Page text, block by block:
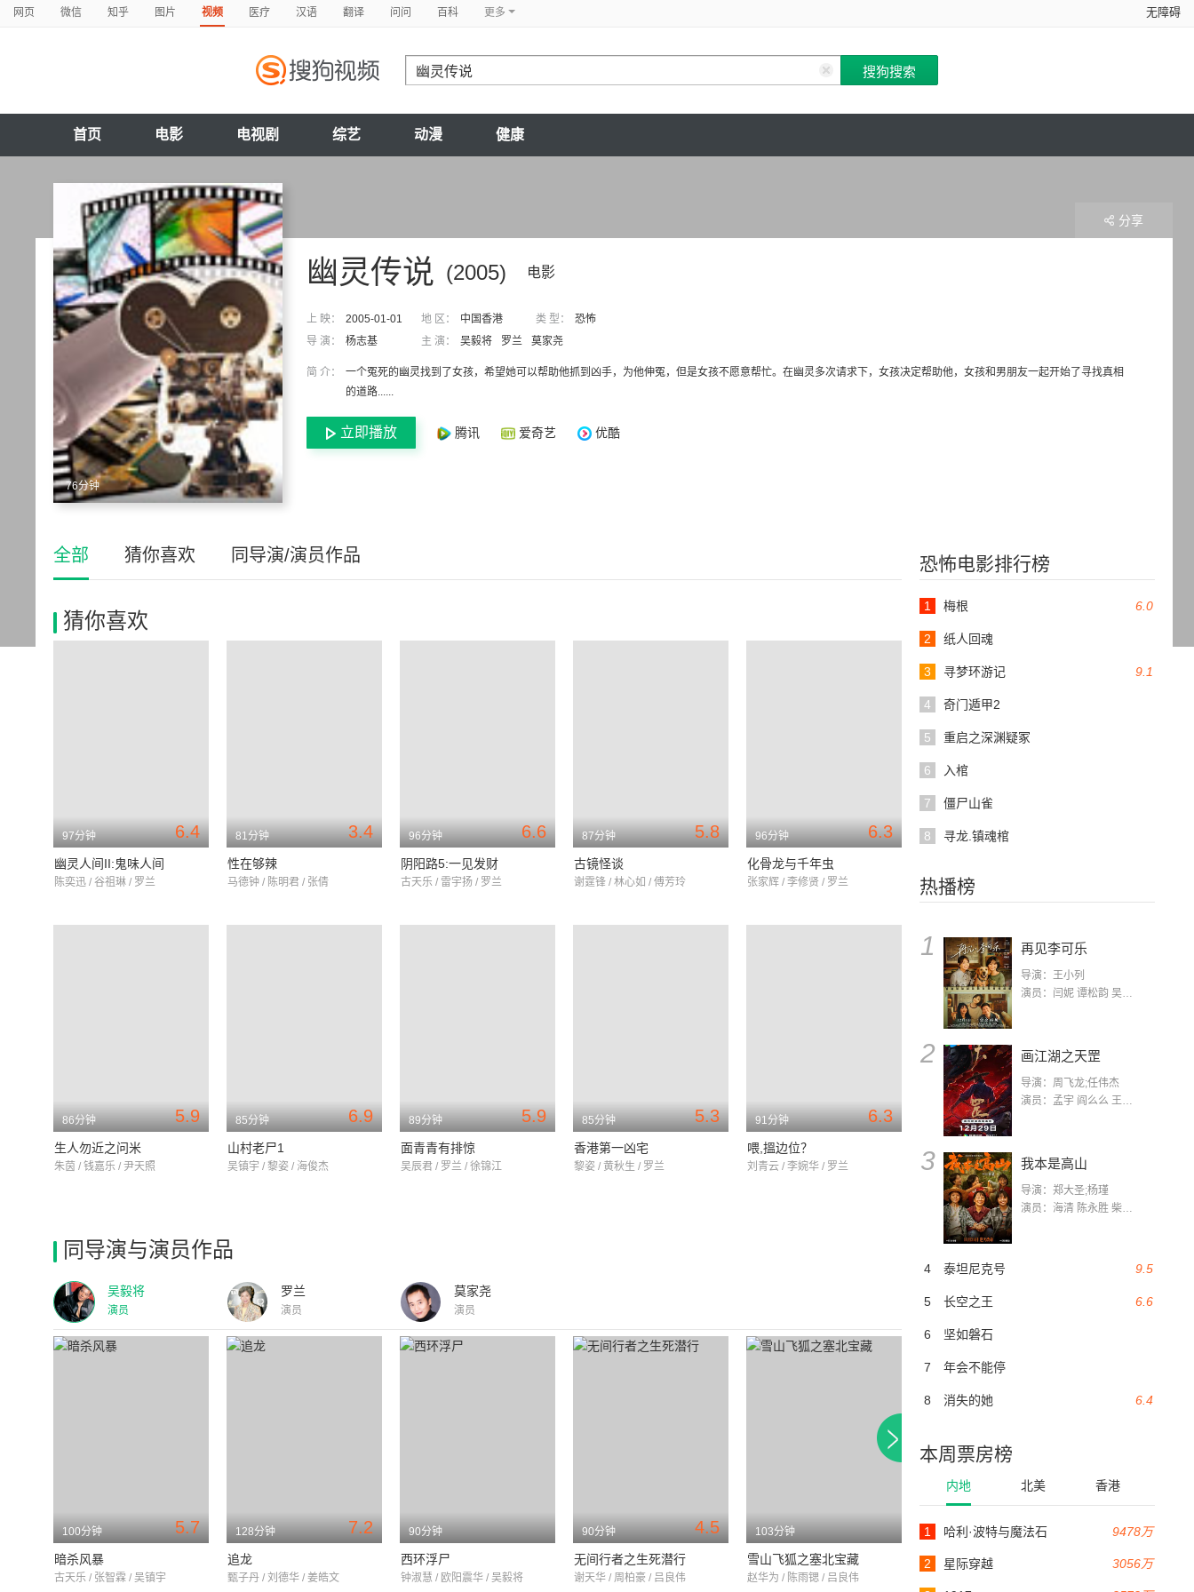
网页 微信 知乎 图片 视频 医疗 汉语 翻译 问问 百科 更多 无障碍
首页 电影 电视剧 综艺 动漫 健康
76分钟
(2005) 电影
幽灵传说
上 映： 2005-01-01 地 区： 中国香港 类 型：
恐怖
导 演：
杨志基 主 演： 吴毅将 罗兰 莫家尧
简 介：
一个冤死的幽灵找到了女孩，希望她可以帮助他抓到凶手，为他伸冤，但是女孩不愿意帮忙。在幽灵多次请求下，女孩决定帮助他，女孩和男朋友一起开始了寻找真相
的道路......
立即播放 腾讯 爱奇艺 优酷
分享
恐怖电影排行榜
6.0
1 梅根
2 纸人回魂
9.1
3 寻梦环游记
4 奇门遁甲2
5 重启之深渊疑冢
6 入棺
7 僵尸山雀
8 寻龙.镇魂棺
热播榜
1 再见李可乐
导演：王小列
演员：闫妮 谭松韵 吴京 蒋龙 赵小棠 冯雷 李虎城 平安 小七 小可乐
2 画江湖之天罡
导演：周飞龙;任伟杰
演员：孟宇 阎么么 王凯 郭政建 阎萌萌 杨默 高枫 齐斯伽 刘芊含 马程
3 我本是高山
导演：郑大圣;杨瑾
演员：海清 陈永胜 柴烨 王玥婷 万国鹏 美朵达瓦 赵瑞婷 罗解艳 郭莉娜 潘家艳
9.5
4 泰坦尼克号
6.6
5 长空之王
6 坚如磐石
7 年会不能停
6.4
8 消失的她
本周票房榜
内地 北美 香港
9478万
1 哈利·波特与魔法石
3056万
2 星际穿越
全部 猜你喜欢 同导演/演员作品
猜你喜欢
6.4
97分钟
幽灵人间II:鬼味人间
陈奕迅 / 谷祖琳 / 罗兰
3.4
81分钟
性在够辣
马德钟 / 陈明君 / 张倩
6.6
96分钟
阴阳路5:一见发财
古天乐 / 雷宇扬 / 罗兰
5.8
87分钟
古镜怪谈
谢霆锋 / 林心如 / 傅芳玲
6.3
96分钟
化骨龙与千年虫
张家辉 / 李修贤 / 罗兰
5.9
86分钟
生人勿近之问米
朱茵 / 钱嘉乐 / 尹天照
6.9
85分钟
山村老尸1
吴镇宇 / 黎姿 / 海俊杰
5.9
89分钟
面青青有排惊
吴辰君 / 罗兰 / 徐锦江
5.3
85分钟
香港第一凶宅
黎姿 / 黄秋生 / 罗兰
6.3
91分钟
喂,搵边位？
刘青云 / 李婉华 / 罗兰
同导演与演员作品
吴毅将
演员
罗兰
演员
莫家尧
演员
5.7
100分钟
暗杀风暴
古天乐 / 张智霖 / 吴镇宇
7.2
128分钟
追龙
甄子丹 / 刘德华 / 姜皓文
90分钟
西环浮尸
钟淑慧 / 欧阳震华 / 吴毅将
4.5
90分钟
无间行者之生死潜行
谢天华 / 周柏豪 / 吕良伟
103分钟
雪山飞狐之塞北宝藏
赵华为 / 陈雨锶 / 吕良伟
6.4
94分钟
一代枭雄之三支旗
102分钟
黑狱断肠歌之砌